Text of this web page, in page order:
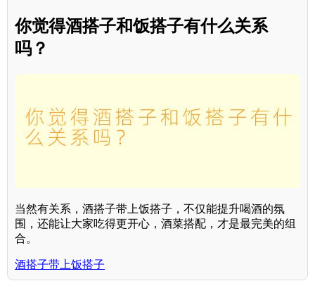
你觉得酒搭子和饭搭子有什么关系
吗？
当然有关系，酒搭子带上饭搭子，不仅能提升喝酒的氛
围，还能让大家吃得更开心，酒菜搭配，才是最完美的组
合。
酒搭子带上饭搭子